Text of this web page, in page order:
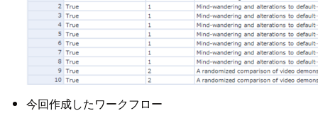
今回作成したワークフロー